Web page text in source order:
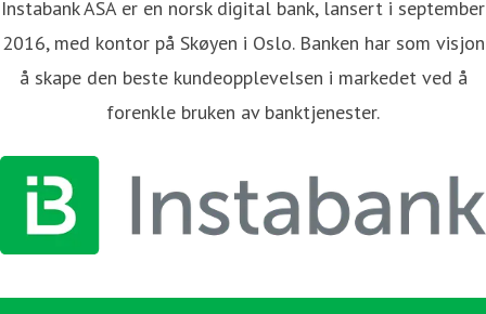
Instabank ASA er en norsk digital bank, lansert i september
2016, med kontor på Skøyen i Oslo. Banken har som visjon
å skape den beste kundeopplevelsen i markedet ved å
forenkle bruken av banktjenester.